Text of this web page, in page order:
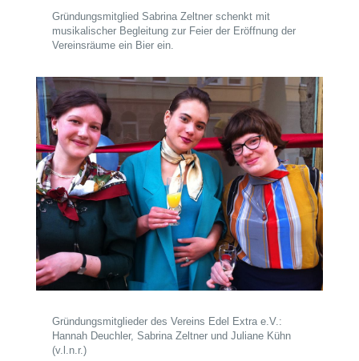
Gründungsmitglied Sabrina Zeltner schenkt mit
musikalischer Begleitung zur Feier der Eröffnung der
Vereinsräume ein Bier ein.
Gründungsmitglieder des Vereins Edel Extra e.V.:
Hannah Deuchler, Sabrina Zeltner und Juliane Kühn
(v.l.n.r.)